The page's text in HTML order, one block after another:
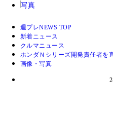
写真
週プレNEWS TOP
新着ニュース
クルマニュース
ホンダＮシリーズ開発責任者を
画像・写真